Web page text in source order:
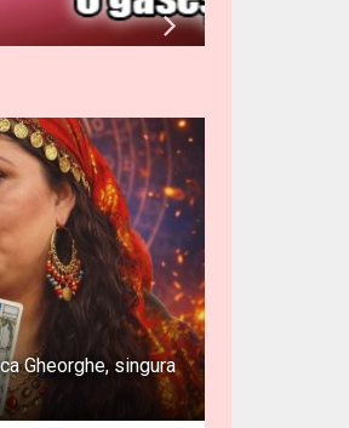
Gheorghe, singura